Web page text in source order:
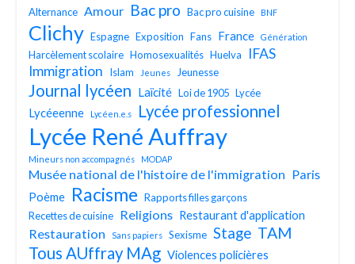
Alternance Amour Bac pro Bac pro cuisine BNF
Clichy Espagne Exposition Fans France Génération
Harcèlement scolaire Homosexualités Huelva
IFAS
Immigration
Islam Jeunes Jeunesse
Journal lycéen Laïcité Loi de 1905 Lycée
Lycéeenne Lycéen.e.s Lycée professionnel
Lycée René Auffray
Mineurs non accompagnés MODAP
Musée national de l'histoire de l'immigration Paris
Poème Racisme Rapports filles garçons
Recettes de cuisine
Religions Restaurant d'application
Restauration Sans papiers Sexisme Stage TAM
Tous AUffray MAg Violences policières